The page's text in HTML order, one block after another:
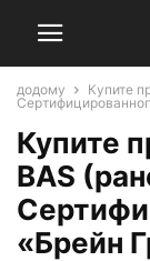
додому
Купите
Купите
BAS
«Брейн